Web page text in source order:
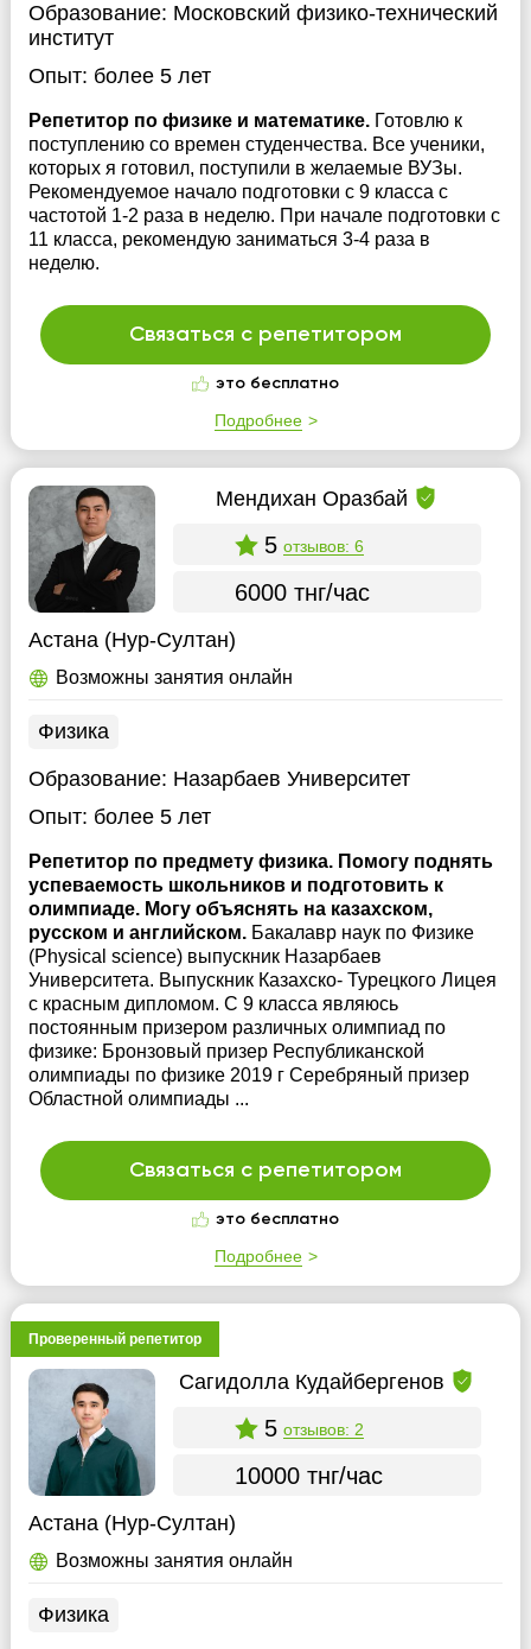
Образование: Московский физико-технический
институт
Опыт: более 5 лет
Репетитор по физике и математике. Готовлю к
поступлению со времен студенчества. Все ученики,
которых я готовил, поступили в желаемые ВУЗы.
Рекомендуемое начало подготовки с 9 класса с
частотой 1-2 раза в неделю. При начале подготовки с
11 класса, рекомендую заниматься 3-4 раза в
неделю.
Связаться с репетитором
это бесплатно
Подробнее
Мендихан Оразбай
5 отзывов: 6
6000 тнг/час
Астана (Нур-Султан)
Возможны занятия онлайн
Физика
Образование: Назарбаев Университет
Опыт: более 5 лет
Репетитор по предмету физика. Помогу поднять
успеваемость школьников и подготовить к
олимпиаде. Могу объяснять на казахском,
русском и английском. Бакалавр наук по Физике
(Physical science) выпускник Назарбаев
Университета. Выпускник Казахско- Турецкого Лицея
с красным дипломом. C 9 класса являюсь
постоянным призером различных олимпиад по
физике: Бронзовый призер Республиканской
олимпиады по физике 2019 г Серебряный призер
Областной олимпиады ...
Связаться с репетитором
это бесплатно
Подробнее
Проверенный репетитор
Сагидолла Кудайбергенов
5 отзывов: 2
10000 тнг/час
Астана (Нур-Султан)
Возможны занятия онлайн
Физика